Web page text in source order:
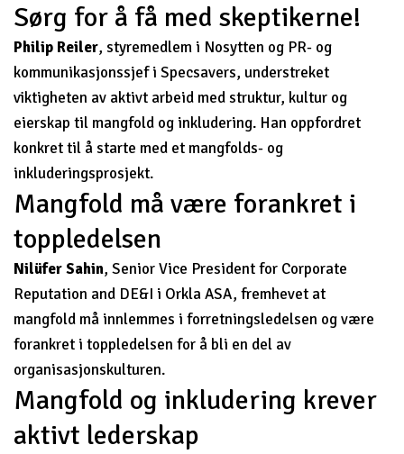
Sørg for å få med skeptikerne!
Philip Reiler, styremedlem i Nosytten og PR- og
kommunikasjonssjef i Specsavers, understreket
viktigheten av aktivt arbeid med struktur, kultur og
eierskap til mangfold og inkludering. Han oppfordret
konkret til å starte med et mangfolds- og
inkluderingsprosjekt.
Mangfold må være forankret i
toppledelsen
Nilüfer Sahin, Senior Vice President for Corporate
Reputation and DE&I i Orkla ASA, fremhevet at
mangfold må innlemmes i forretningsledelsen og være
forankret i toppledelsen for å bli en del av
organisasjonskulturen.
Mangfold og inkludering krever
aktivt lederskap